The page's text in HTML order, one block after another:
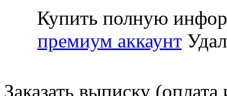
Купить полную
премиум аккаунт
Заказать выписку